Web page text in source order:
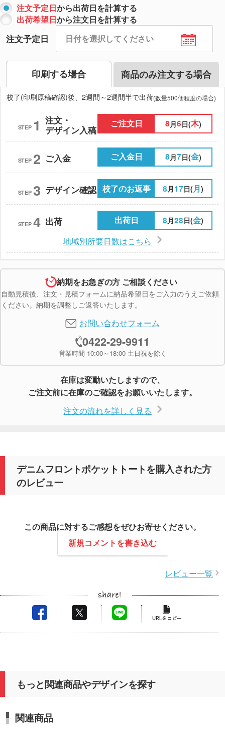
注文予定日から出荷日を計算する
出荷希望日から注文日を計算する
注文予定日
印刷する場合 商品のみ注文する場合
校了(印刷原稿確認)後、2週間～2週間半で出荷(数量500個程度の場合)
STEP 1 注文・
デザイン入稿
ご注文日 8 月6日(木)
STEP 2 ご入金 ご入金日 8 月7日(金)
STEP 3 デザイン確認 校了のお返事 8月17日(月)
STEP 4 出荷 出荷日 8月28日(金)
地域別所要日数はこちら
納期をお急ぎの方 ご相談ください
自動見積後、注文・見積フォームに納品希望日をご入力のうえご依頼
ください。納期を調整しご返答いたします。
お問い合わせフォーム
0422-29-9911
営業時間 10:00～18:00 土日祝を除く
在庫は変動いたしますので、
ご注文前に在庫のご確認をお願いいたします。
注文の流れを詳しく見る
デニムフロントポケットトートを購入された方
のレビュー
この商品に対するご感想をぜひお寄せください。
新規コメントを書き込む
レビュー一覧
もっと関連商品やデザインを探す
関連商品